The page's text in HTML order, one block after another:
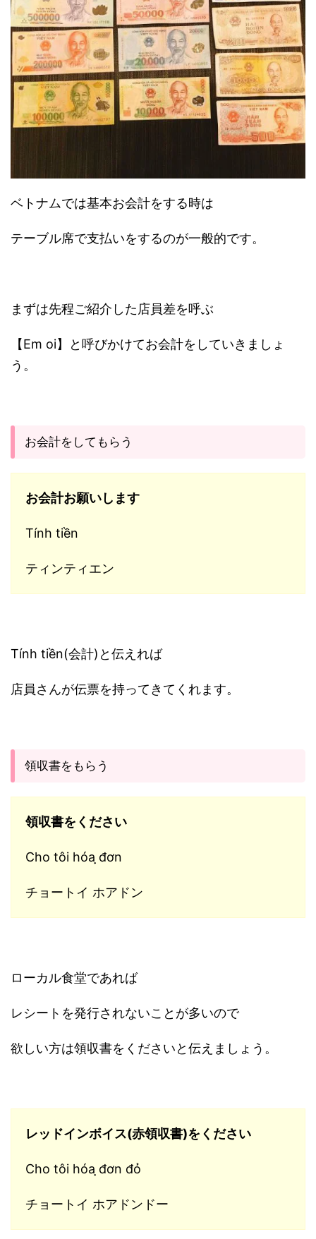
ベトナムでは基本お会計をする時は
テーブル席で支払いをするのが一般的です。
まずは先程ご紹介した店員差を呼ぶ
【Em oi】と呼びかけてお会計をしていきましょ
う。
お会計をしてもらう
お会計お願いします
Tính tiền
ティンティエン
Tính tiền(会計)と伝えれば
店員さんが伝票を持ってきてくれます。
領収書をもらう
領収書をください
Cho tôi hóa ̣̣đơn
チョートイ ホアドン
ローカル食堂であれば
レシートを発行されないことが多いので
欲しい方は領収書をくださいと伝えましょう。
レッドインボイス(赤領収書)をください
Cho tôi hóa ̣̣đơn đỏ
チョートイ ホアドンドー